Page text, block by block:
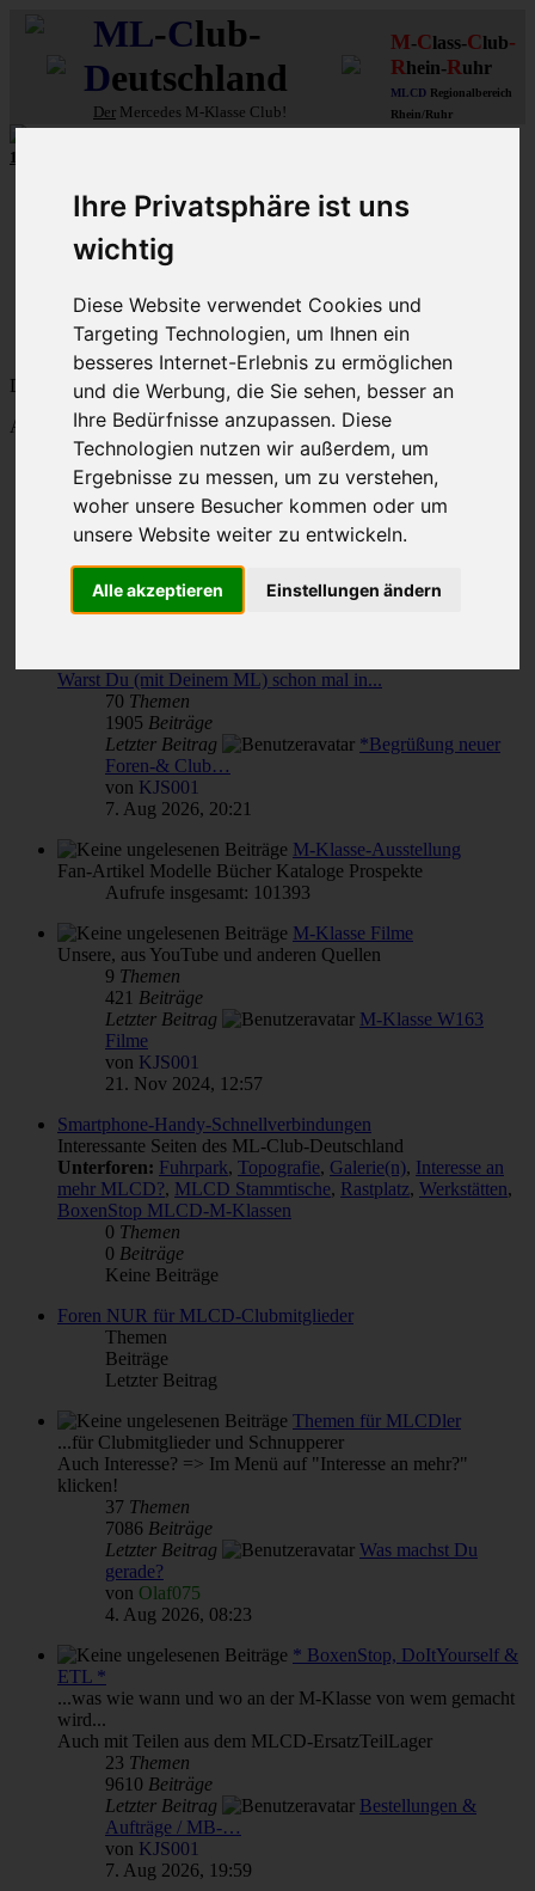
Ihre Privatsphäre ist uns
wichtig
Diese Website verwendet Cookies und
Targeting Technologien, um Ihnen ein
besseres Internet-Erlebnis zu ermöglichen
und die Werbung, die Sie sehen, besser an
Ihre Bedürfnisse anzupassen. Diese
Technologien nutzen wir außerdem, um
Ergebnisse zu messen, um zu verstehen,
woher unsere Besucher kommen oder um
unsere Website weiter zu entwickeln.
Alle akzeptieren Einstellungen ändern
ML-Club-
Deutschland
Der Mercedes M-Klasse Club!
M-Class-Club-
Rhein-Ruhr
MLCD Regionalbereich
Rhein/Ruhr
10 unserer W164
Schnellzugriff
Ungelesene
MLCD-Ausstellung
FAQ
MLCD-Seiten
MLCD-Foren-Übersicht
Dein letzter Besuch: 7. Aug 2026, 22:39
Aktuelle Zeit: 7. Aug 2026, 22:39
M-Klasse-Foren W163 W164 W166 V167
Themen
Beiträge
Letzter Beitrag
von & für M-Klasse- und MLCD-Interessierte
Unterforen:
Warst Du (mit Deinem ML) schon mal in...
70 Themen
1905 Beiträge
Letzter Beitrag
*Begrüßung neuer
Foren-& Club…
von KJS001
7. Aug 2026, 20:21
M-Klasse-Ausstellung
Fan-Artikel Modelle Bücher Kataloge Prospekte
Aufrufe insgesamt: 101393
M-Klasse Filme
Unsere, aus YouTube und anderen Quellen
9 Themen
421 Beiträge
Letzter Beitrag
M-Klasse W163
Filme
von KJS001
21. Nov 2024, 12:57
Smartphone-Handy-Schnellverbindungen
Interessante Seiten des ML-Club-Deutschland
Unterforen: Fuhrpark, Topografie, Galerie(n), Interesse an
mehr MLCD?, MLCD Stammtische, Rastplatz, Werkstätten,
BoxenStop MLCD-M-Klassen
0 Themen
0 Beiträge
Keine Beiträge
Foren NUR für MLCD-Clubmitglieder
Themen
Beiträge
Letzter Beitrag
Themen für MLCDler
...für Clubmitglieder und Schnupperer
Auch Interesse? => Im Menü auf "Interesse an mehr?"
klicken!
37 Themen
7086 Beiträge
Letzter Beitrag
Was machst Du
gerade?
von Olaf075
4. Aug 2026, 08:23
* BoxenStop, DoItYourself &
ETL *
...was wie wann und wo an der M-Klasse von wem gemacht
wird...
Auch mit Teilen aus dem MLCD-ErsatzTeilLager
23 Themen
9610 Beiträge
Letzter Beitrag
Bestellungen &
Aufträge / MB-…
von KJS001
7. Aug 2026, 19:59